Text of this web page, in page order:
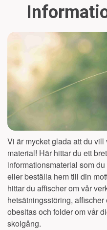
Vi är mycket glada att du
material! Här hittar du ett
informationsmaterial som
eller beställa hem till din
hittar du affischer om vår
hetsätningsstöring,
obesitas och folder om vår
skolgång.